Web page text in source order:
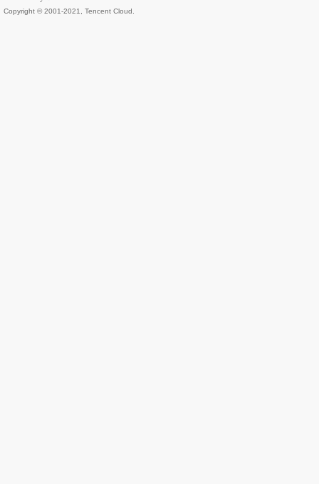
Copyright © 2001-2021, Tencent Cloud.